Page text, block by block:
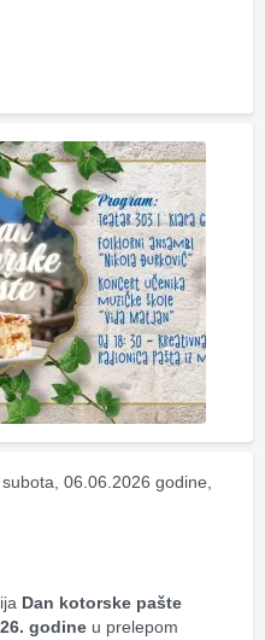
06.06.2026 godine,
Dan kotorske pašte
godine u prelepom